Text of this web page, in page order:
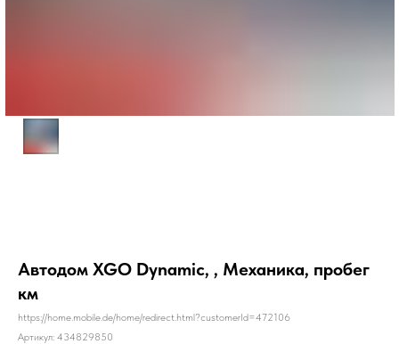
Автодом XGO Dynamic, , Механика, пробег
км
https://home.mobile.de/home/redirect.html?customerId=472106
Артикул: 434829850